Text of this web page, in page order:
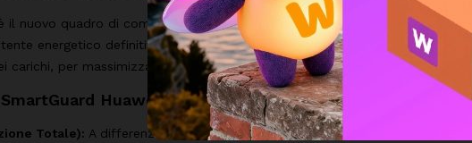
il nuovo quadro di commutazione avanzato progettato per gli impianti
energetico definitivo per la tua casa. Sostituisce il precedente
carichi, per massimizzare il tuo autoconsumo e garantirti energia infinita e
Huawei:
Totale): A differenza dei vecchi sistemi che potevano alimentare solo